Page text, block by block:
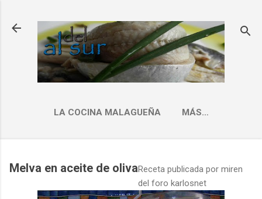
LA COCINA MALAGUEÑA MÁS…
INDICE RECETAS
Melva en aceite de olivaReceta publicada por miren
del foro karlosnet